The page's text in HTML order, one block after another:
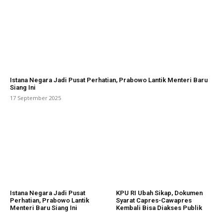
Istana Negara Jadi Pusat Perhatian, Prabowo Lantik Menteri Baru
Siang Ini
17 September 2025
Istana Negara Jadi Pusat
Perhatian, Prabowo Lantik
Menteri Baru Siang Ini
KPU RI Ubah Sikap, Dokumen
Syarat Capres-Cawapres
Kembali Bisa Diakses Publik